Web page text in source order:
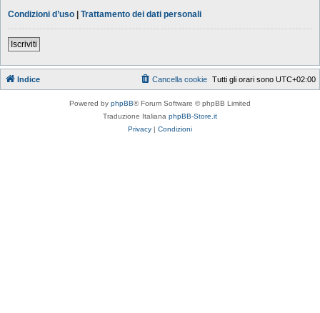
Condizioni d’uso | Trattamento dei dati personali
Iscriviti
Indice Tutti gli orari sono UTC+02:00
Cancella cookie
Powered by phpBB® Forum Software © phpBB Limited
Traduzione Italiana phpBB-Store.it
Privacy | Condizioni